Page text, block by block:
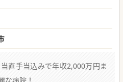
手当込みで1,800万円～2,000万
直手当込みで年収2,000万円ま